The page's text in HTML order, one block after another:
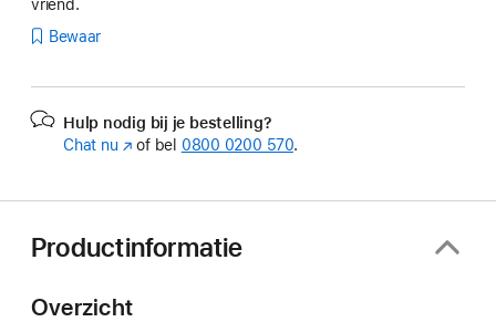
vriend.
Bewaar
Hulp nodig bij je bestelling?
Chat nu (Wordt
of bel 0800 0200 570.
Productinformatie
Overzicht